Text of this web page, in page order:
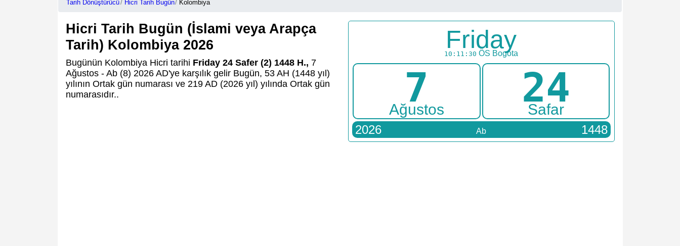
Tarih Dönüştürücü Hicri Tarih Bugün Kolombiya
Hicri Tarih Bugün (İslami veya Arapça
Tarih) Kolombiya 2026
Bugünün Kolombiya Hicri tarihi Friday 24 Safer (2) 1448 H., 7
Ağustos - Ab (8) 2026 AD'ye karşılık gelir Bugün, 53 AH (1448 yıl)
yılının Ortak gün numarası ve 219 AD (2026 yıl) yılında Ortak gün
numarasıdır..
Friday
10:11:30 ÖS Bogota
7
Ağustos 24
Safar
2026 Ab 1448